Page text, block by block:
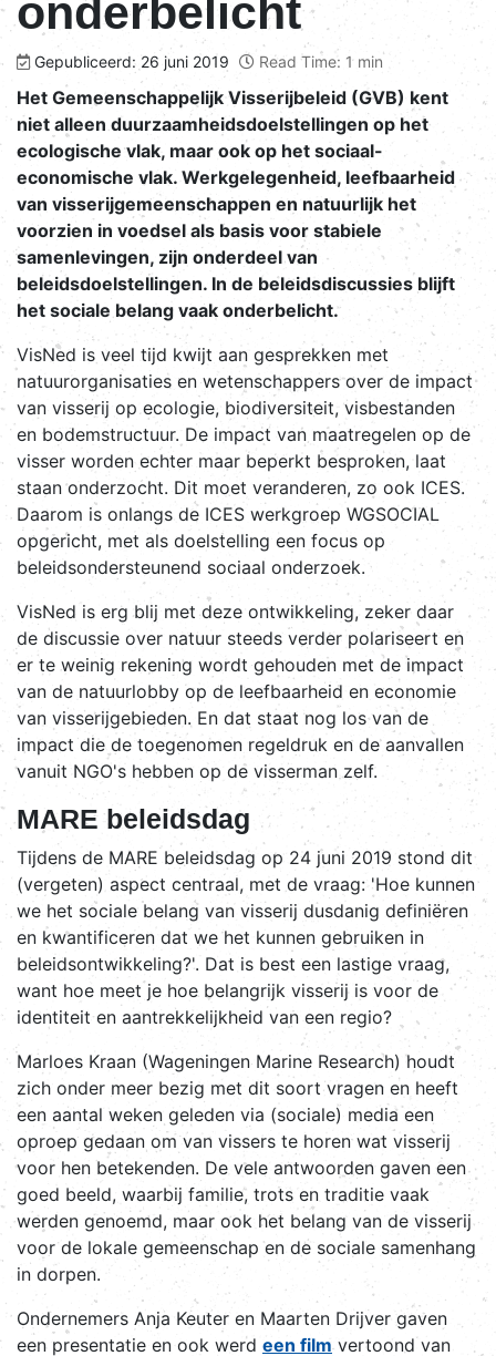
onderbelicht
Gepubliceerd: 26 juni 2019 Read Time: 1 min
Het Gemeenschappelijk Visserijbeleid (GVB) kent
niet alleen duurzaamheidsdoelstellingen op het
ecologische vlak, maar ook op het sociaal-
economische vlak. Werkgelegenheid, leefbaarheid
van visserijgemeenschappen en natuurlijk het
voorzien in voedsel als basis voor stabiele
samenlevingen, zijn onderdeel van
beleidsdoelstellingen. In de beleidsdiscussies blijft
het sociale belang vaak onderbelicht.
VisNed is veel tijd kwijt aan gesprekken met
natuurorganisaties en wetenschappers over de impact
van visserij op ecologie, biodiversiteit, visbestanden
en bodemstructuur. De impact van maatregelen op de
visser worden echter maar beperkt besproken, laat
staan onderzocht. Dit moet veranderen, zo ook ICES.
Daarom is onlangs de ICES werkgroep WGSOCIAL
opgericht, met als doelstelling een focus op
beleidsondersteunend sociaal onderzoek.
VisNed is erg blij met deze ontwikkeling, zeker daar
de discussie over natuur steeds verder polariseert en
er te weinig rekening wordt gehouden met de impact
van de natuurlobby op de leefbaarheid en economie
van visserijgebieden. En dat staat nog los van de
impact die de toegenomen regeldruk en de aanvallen
vanuit NGO's hebben op de visserman zelf.
MARE beleidsdag
Tijdens de MARE beleidsdag op 24 juni 2019 stond dit
(vergeten) aspect centraal, met de vraag: 'Hoe kunnen
we het sociale belang van visserij dusdanig definiëren
en kwantificeren dat we het kunnen gebruiken in
beleidsontwikkeling?'. Dat is best een lastige vraag,
want hoe meet je hoe belangrijk visserij is voor de
identiteit en aantrekkelijkheid van een regio?
Marloes Kraan (Wageningen Marine Research) houdt
zich onder meer bezig met dit soort vragen en heeft
een aantal weken geleden via (sociale) media een
oproep gedaan om van vissers te horen wat visserij
voor hen betekenden. De vele antwoorden gaven een
goed beeld, waarbij familie, trots en traditie vaak
werden genoemd, maar ook het belang van de visserij
voor de lokale gemeenschap en de sociale samenhang
in dorpen.
Ondernemers Anja Keuter en Maarten Drijver gaven
een presentatie en ook werd een filmvertoond van